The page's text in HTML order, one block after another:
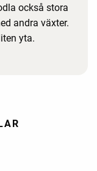
också stora
andra växter.
yta.